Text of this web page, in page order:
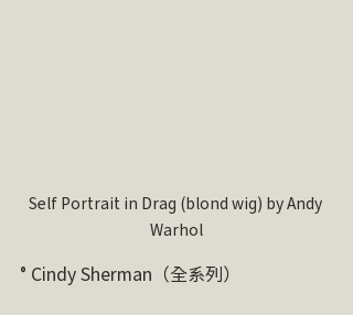
Self Portrait in Drag (blond wig) by Andy
Warhol
° Cindy Sherman（全系列）